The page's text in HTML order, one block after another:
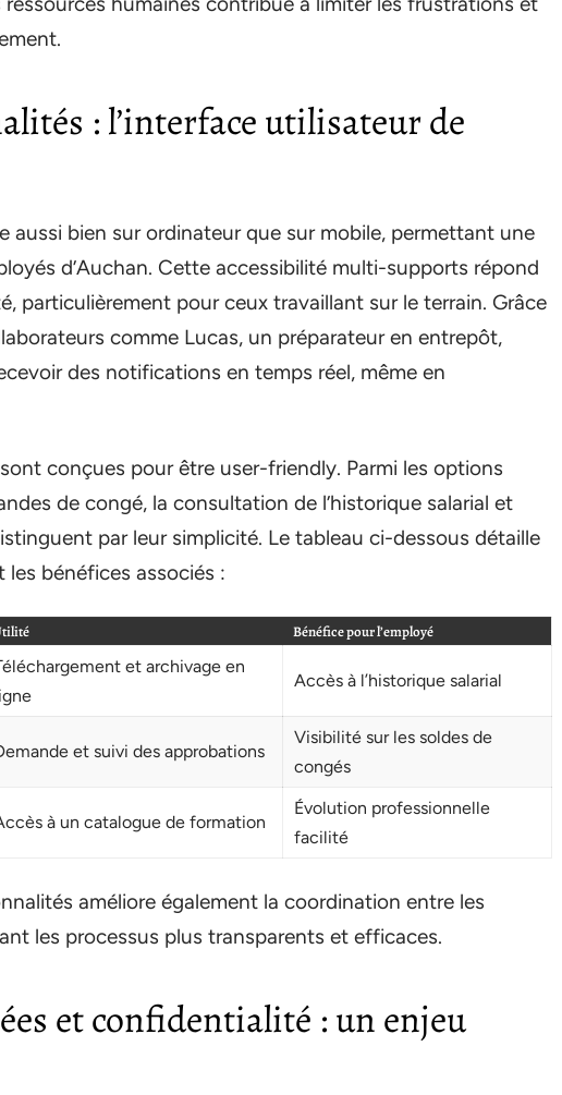
: l’interface utilisateur de
aussi bien sur ordinateur que sur mobile, permettant une
d’Auchan. Cette accessibilité multi-supports répond
particulièrement pour ceux travaillant sur le terrain. Grâce
comme Lucas, un préparateur en entrepôt,
des notifications en temps réel, même en
conçues pour être user-friendly. Parmi les options
de congé, la consultation de l’historique salarial et
par leur simplicité. Le tableau ci-dessous détaille
bénéfices associés :
Bénéfice pour l’employé
et archivage en
Accès à l’historique salarial
et suivi des approbations
Visibilité sur les soldes de
congés
à un catalogue de formation
Évolution professionnelle
facilité
améliore également la coordination entre les
les processus plus transparents et efficaces.
et confidentialité : un enjeu